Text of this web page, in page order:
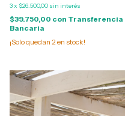
3x $26.500,00 sin interés
$39.750,00 con Transferencia
Bancaria
¡Solo quedan 2en stock!